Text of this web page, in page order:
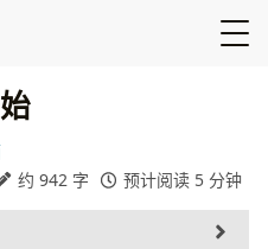
约 942 字 预计阅读 5 分钟